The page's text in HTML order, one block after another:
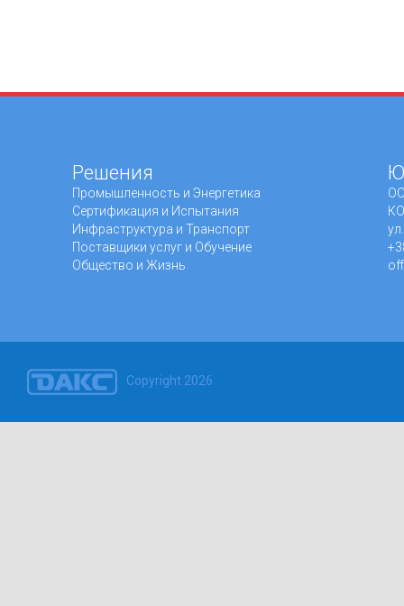
Решения
Промышленность и Энергетика
Сертификация и Испытания
Инфраструктура и Транспорт
Поставщики услуг и Обучение
Общество и Жизнь
Copyright 2026